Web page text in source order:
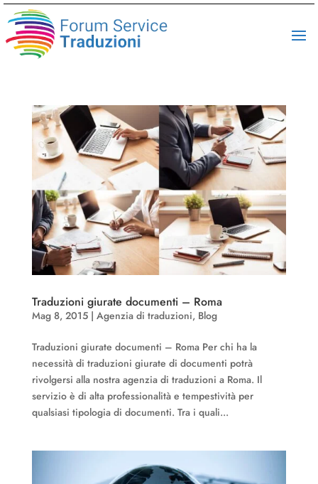
Traduzioni giurate documenti – Roma
Mag 8, 2015| Agenzia di traduzioni, Blog
Traduzioni giurate documenti – Roma Per chi ha la
necessità di traduzioni giurate di documenti potrà
rivolgersi alla nostra agenzia di traduzioni a Roma. Il
servizio è di alta professionalità e tempestività per
qualsiasi tipologia di documenti. Tra i quali...